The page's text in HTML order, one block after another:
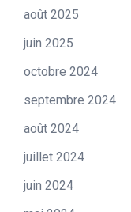
août 2025
juin 2025
octobre 2024
septembre 2024
août 2024
juillet 2024
juin 2024